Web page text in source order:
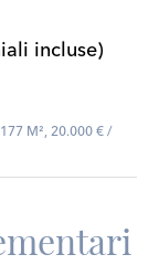
incluse)
M², 20.000 € /